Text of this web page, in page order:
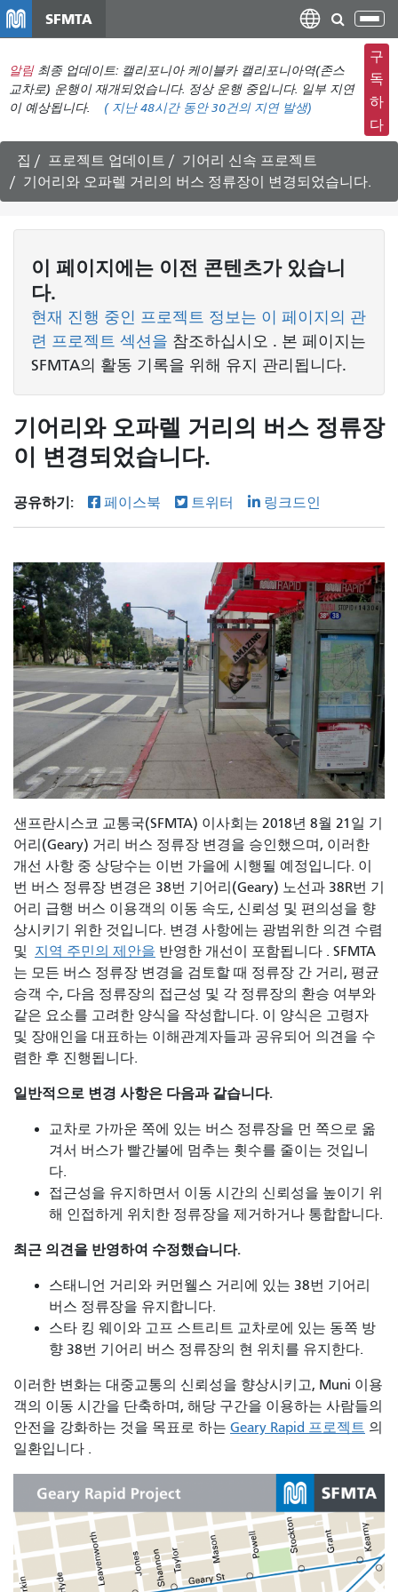
텐
츠
로
건
너
뛰
기
SFMTA
탐
색
메
뉴
전
환
알림 최종 업데이트: 캘리포니아 케이블카 캘리포니아역(존스
교차로) 운행이 재개되었습니다. 정상 운행 중입니다. 일부 지연
이 예상됩니다.
( 지난 48시간 동안30건의 지연 발생)
구
독
하
다
집 프로젝트 업데이트
기어리 신속 프로젝트
기어리와 오파렐 거리의 버스 정류장이 변경되었습니다.
이 페이지에는 이전 콘텐츠가 있습니
다.
현재 진행 중인 프로젝트 정보는 이 페이지의 관
련 프로젝트 섹션을 참조하십시오 . 본 페이지는
SFMTA의 활동 기록을 위해 유지 관리됩니다.
기어리와 오파렐 거리의 버스 정류장
이 변경되었습니다.
공유하기: 페이스북 트위터 링크드인
샌프란시스코 교통국(SFMTA) 이사회는 2018년 8월 21일 기
어리(Geary) 거리 버스 정류장 변경을 승인했으며, 이러한
개선 사항 중 상당수는 이번 가을에 시행될 예정입니다. 이
번 버스 정류장 변경은 38번 기어리(Geary) 노선과 38R번 기
어리 급행 버스 이용객의 이동 속도, 신뢰성 및 편의성을 향
상시키기 위한 것입니다. 변경 사항에는 광범위한 의견 수렴
및 지역 주민의 제안을 반영한 개선이 포함됩니다 . SFMTA
는 모든 버스 정류장 변경을 검토할 때 정류장 간 거리, 평균
승객 수, 다음 정류장의 접근성 및 각 정류장의 환승 여부와
같은 요소를 고려한 양식을 작성합니다. 이 양식은 고령자
및 장애인을 대표하는 이해관계자들과 공유되어 의견을 수
렴한 후 진행됩니다.
일반적으로 변경 사항은 다음과 같습니다.
교차로 가까운 쪽에 있는 버스 정류장을 먼 쪽으로 옮
겨서 버스가 빨간불에 멈추는 횟수를 줄이는 것입니
다.
접근성을 유지하면서 이동 시간의 신뢰성을 높이기 위
해 인접하게 위치한 정류장을 제거하거나 통합합니다.
최근 의견을 반영하여 수정했습니다.
스태니언 거리와 커먼웰스 거리에 있는 38번 기어리
버스 정류장을 유지합니다.
스타 킹 웨이와 고프 스트리트 교차로에 있는 동쪽 방
향 38번 기어리 버스 정류장의 현 위치를 유지한다.
이러한 변화는 대중교통의 신뢰성을 향상시키고, Muni 이용
객의 이동 시간을 단축하며, 해당 구간을 이용하는 사람들의
안전을 강화하는 것을 목표로 하는 Geary Rapid 프로젝트 의
일환입니다 .